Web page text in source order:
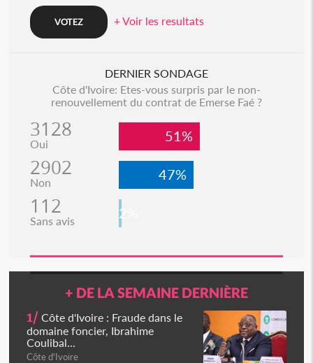
+ Voir les resultats
DERNIER SONDAGE
Côte d'Ivoire: Etes-vous surpris par le non-
renouvellement du contrat de Emerse Faé ?
3128
Oui 51%
2902
Non 47%
112
Sans avis 2%
+ DE LA SEMAINE DERNIÈRE
1/ Côte d'Ivoire : Fraude dans le
domaine foncier, Ibrahime
Coulibal...
Côte d'Ivoire